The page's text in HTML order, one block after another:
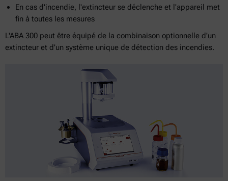
En cas d'incendie, l'extincteur se déclenche et l'appareil met
fin à toutes les mesures
L'ABA 300 peut être équipé de la combinaison optionnelle d'un
extincteur et d'un système unique de détection des incendies.